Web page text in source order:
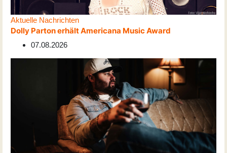
Aktuelle Nachrichten
Dolly Parton erhält Americana Music Award
07.08.2026